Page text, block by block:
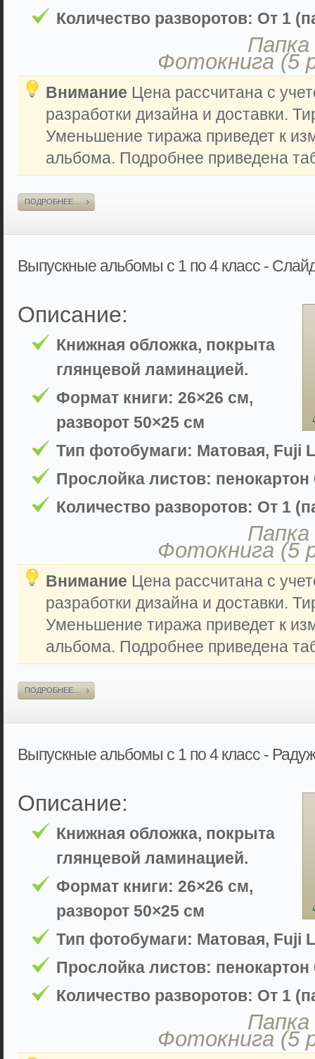
Количество разворотов: От 1
Фотокнига (5
Внимание Цена рассчитана с
разработки дизайна и доставки.
Уменьшение тиража приведет к
альбома. Подробнее приведена
ПОДРОБНЕЕ...
Выпускные альбомы с 1 по 4 класс -
Описание:
Книжная обложка, покрыта
глянцевой ламинацией.
Формат книги: 26×26 см,
разворот 50×25 см
Тип фотобумаги: Матовая, Fuji
Прослойка листов:
Количество разворотов: От 1
Фотокнига (5
Внимание Цена рассчитана с
разработки дизайна и доставки.
Уменьшение тиража приведет к
альбома. Подробнее приведена
ПОДРОБНЕЕ...
Выпускные альбомы с 1 по 4 класс -
Описание:
Книжная обложка, покрыта
глянцевой ламинацией.
Формат книги: 26×26 см,
разворот 50×25 см
Тип фотобумаги: Матовая, Fuji
Прослойка листов:
Количество разворотов: От 1
Фотокнига (5